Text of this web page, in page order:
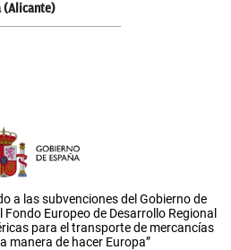
(Alicante)
a las subvenciones del Gobierno de
Europeo de Desarrollo Regional
para el transporte de mercancías
manera de hacer Europa”